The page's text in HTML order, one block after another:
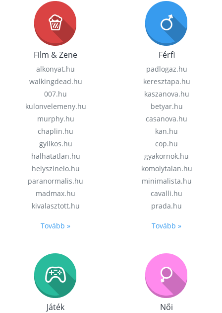
Film & Zene
alkonyat.hu
walkingdead.hu
007.hu
kulonvelemeny.hu
murphy.hu
chaplin.hu
gyilkos.hu
halhatatlan.hu
helyszinelo.hu
paranormalis.hu
madmax.hu
kivalasztott.hu
Tovább »
Férfi
padlogaz.hu
keresztapa.hu
kaszanova.hu
betyar.hu
casanova.hu
kan.hu
cop.hu
gyakornok.hu
komolytalan.hu
minimalista.hu
cavalli.hu
prada.hu
Tovább »
Játék Női